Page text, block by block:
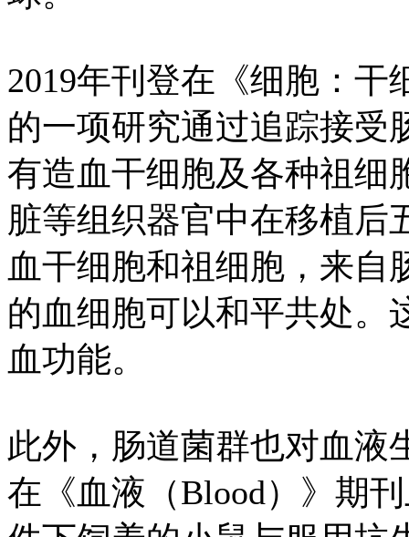
2019年刊登在《细胞：干
的一项研究通过追踪接受
有造血干细胞及各种祖细
脏等组织器官中在移植后
血干细胞和祖细胞，来自
的血细胞可以和平共处。
血功能。
此外，肠道菌群也对血液
在《血液（Blood）》期